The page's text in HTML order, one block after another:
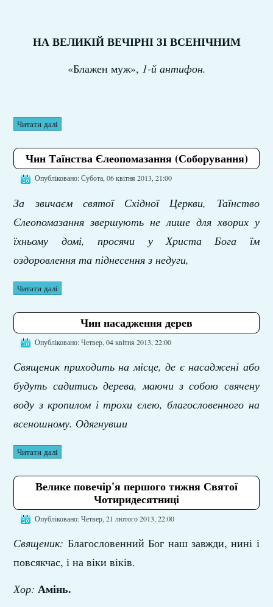
НА ВЕЛИКІЙ ВЕЧІРНІ ЗІ ВСЕНІЧНИМ
«Блажен муж», 1-й антифон.
Читати далі
Чин Таїнства Єлеопомазання (Соборування)
Опубліковано: Субота, 06 квітня 2013, 21:00
За звичаєм святої Східної Церкви, Таїнство
Єлеопомазання звершують не лише для хворих у
їхньому домі, просячи у Христа Бога їм
оздоровлення та піднесення з недуги,
Читати далі
Чин насадження дерев
Опубліковано: Четвер, 04 квітня 2013, 22:00
Священик приходить на місце, де є насаджені або
будуть садитись дерева, маючи з собою свячену
воду з кропилом і трохи єлею, благословенного на
всеношному. Одягнувши
Читати далі
Велике повечір'я першого тижня Святої
Чотиридесятниці
Опубліковано: Четвер, 21 лютого 2013, 22:00
Священик: Благословенний Бог наш завжди, нині і
повсякчас, і на віки віків.
Хор:Амінь.